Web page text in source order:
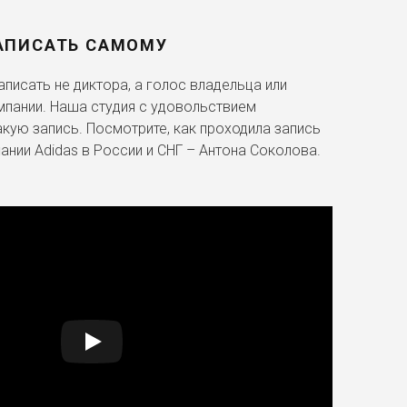
САМОМУ
не диктора, а голос владельца или
Наша студия с удовольствием
запись. Посмотрите, как проходила запись
Adidas в России и СНГ – Антона Соколова.